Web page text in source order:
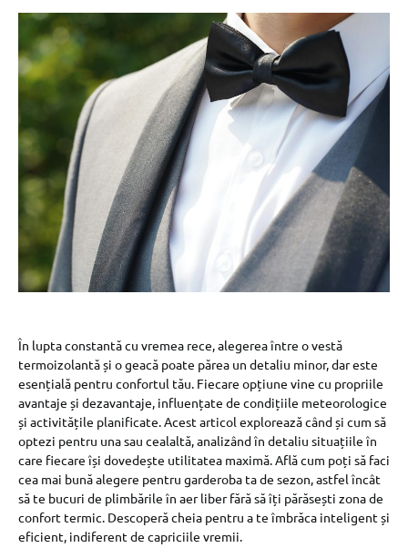
În lupta constantă cu vremea rece, alegerea între o vestă
termoizolantă și o geacă poate părea un detaliu minor, dar este
esențială pentru confortul tău. Fiecare opțiune vine cu propriile
avantaje și dezavantaje, influențate de condițiile meteorologice
și activitățile planificate. Acest articol explorează când și cum să
optezi pentru una sau cealaltă, analizând în detaliu situațiile în
care fiecare își dovedește utilitatea maximă. Află cum poți să faci
cea mai bună alegere pentru garderoba ta de sezon, astfel încât
să te bucuri de plimbările în aer liber fără să îți părăsești zona de
confort termic. Descoperă cheia pentru a te îmbrăca inteligent și
eficient, indiferent de capriciile vremii.